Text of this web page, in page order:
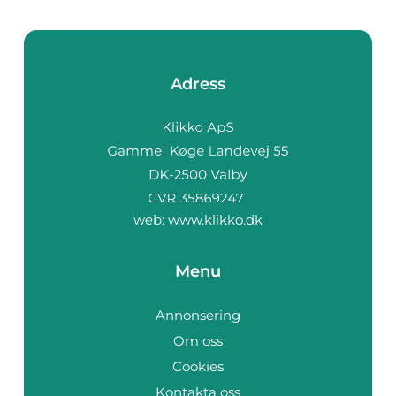
Adress
web: www.klikko.dk
Menu
Annonsering
Om oss
Cookies
Kontakta oss